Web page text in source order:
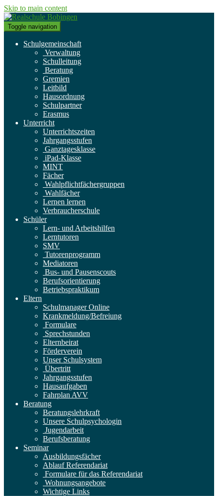
Skip to main content
Toggle navigation
Schulgemeinschaft
Verwaltung
Schulleitung
Beratung
Gremien
Leitbild
Hausordnung
Schulpartner
Erasmus
Unterricht
Unterrichtszeiten
Jahrgangsstufen
Ganztagesklasse
iPad-Klasse
MINT
Fächer
Wahlpflichtfächergruppen
Wahlfächer
Lernen lernen
Verbraucherschule
Schüler
Lern- und Arbeitshilfen
Lerntutoren
SMV
Tutorenprogramm
Mediatoren
Bus- und Pausenscouts
Berufsorientierung
Betriebspraktikum
Eltern
Schulmanager Online
Krankmeldung/Befreiung
Formulare
Sprechstunden
Elternbeirat
Förderverein
Unser Schulsystem
Übertritt
Jahrgangsstufen
Hausaufgaben
Fahrplan AVV
Beratung
Beratungslehrkraft
Unsere Schulpsychologin
Jugendarbeit
Berufsberatung
Seminar
Ausbildungsfächer
Ablauf Referendariat
Formulare für das Referendariat
Wohnungsangebote
Wichtige Links